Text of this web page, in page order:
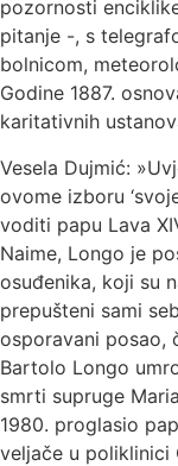
pozornosti
pitanje -, s
bolnicom,
Godine 1887.
karitativnih
Vesela Dujmić:
ovome izboru
voditi papu Lava
Naime, Longo je
osuđenika, koji su
prepušteni sami
osporavani posao,
Bartolo Longo
smrti supruge
1980. proglasio
veljače u poliklinici